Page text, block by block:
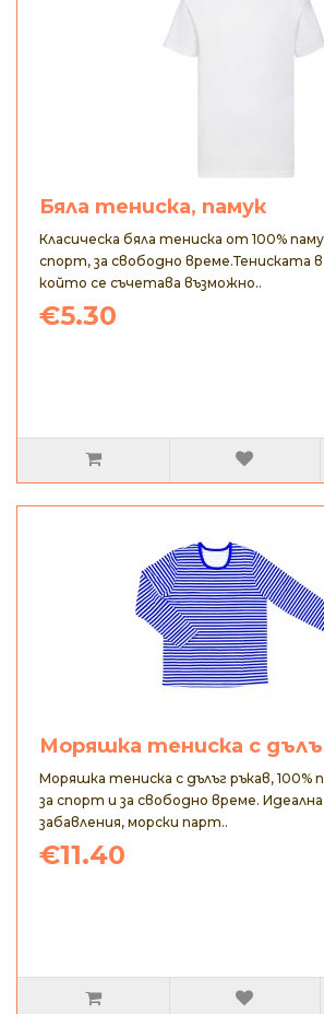
Бяла тениска, памук
Класическа бяла тениска от 100%
спорт, за свободно време.Тениската
който се съчетава възможно..
€5.30
Моряшка тениска с
Моряшка тениска с дълъг ръкав, 100%
за спорт и за свободно време.
забавления, морски парт..
€11.40